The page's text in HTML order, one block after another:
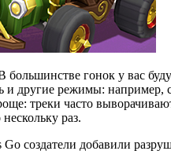
гонок у вас
другие режимы: например,
треки часто
раз.
добавили